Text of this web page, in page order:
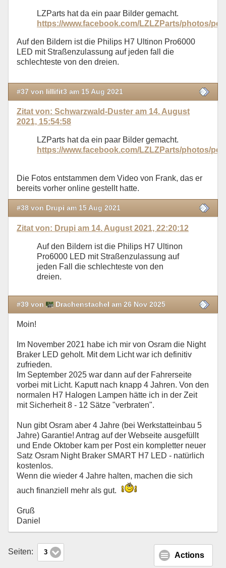
LZParts hat da ein paar Bilder gemacht.
https://www.facebook.com/LZLZParts/photos/
Auf den Bildern ist die Philips H7 Ultinon Pro6000
LED mit Straßenzulassung auf jeden fall die
schlechteste von den dreien.
#37 von lillifit3 am 15 Aug 2021
Zitat von: Schwarzwald-Duster am 14. August
2021, 15:54:58
LZParts hat da ein paar Bilder gemacht.
https://www.facebook.com/LZLZParts/photos/
Die Fotos entstammen dem Video von Frank, das er
bereits vorher online gestellt hatte.
#38 von Drupi am 15 Aug 2021
Zitat von: Drupi am 14. August 2021, 22:20:12
Auf den Bildern ist die Philips H7 Ultinon
Pro6000 LED mit Straßenzulassung auf
jeden Fall die schlechteste von den
dreien.
#39 von Drachenstachel am 26 Nov 2025
Moin!
Im November 2021 habe ich mir von Osram die Night
Braker LED geholt. Mit dem Licht war ich definitiv
zufrieden.
Im September 2025 war dann auf der Fahrerseite
vorbei mit Licht. Kaputt nach knapp 4 Jahren. Von den
normalen H7 Halogen Lampen hätte ich in der Zeit
mit Sicherheit 8 - 12 Sätze "verbraten".
Nun gibt Osram aber 4 Jahre (bei Werkstatteinbau 5
Jahre) Garantie! Antrag auf der Webseite ausgefüllt
und Ende Oktober kam per Post ein kompletter neuer
Satz Osram Night Braker SMART H7 LED - natürlich
kostenlos.
Wenn die wieder 4 Jahre halten, machen die sich
auch finanziell mehr als gut.
Gruß
Daniel
Seiten: 3 Actions